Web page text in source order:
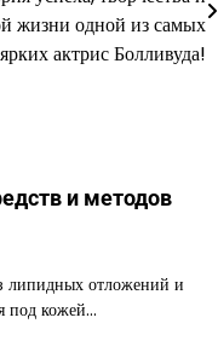
жизни одной из самых
ярких актрис Болливуда!
и методов
липидных отложений и
под кожей…